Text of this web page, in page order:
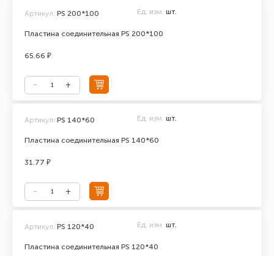
Пластина соединительная PS 200*100
Артикул: PS 200*100 Ед. изм. шт.
65.66 ₽
Пластина соединительная PS 140*60
Артикул: PS 140*60 Ед. изм. шт.
31.77 ₽
Пластина соединительная PS 120*40
Артикул: PS 120*40 Ед. изм. шт.